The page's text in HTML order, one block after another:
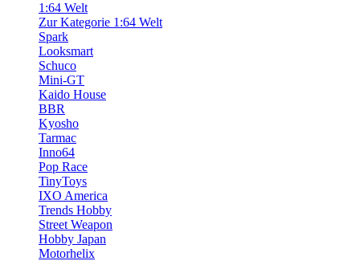
1:64 Welt
Zur Kategorie 1:64 Welt
Spark
Looksmart
Schuco
Mini-GT
Kaido House
BBR
Kyosho
Tarmac
Inno64
Pop Race
TinyToys
IXO America
Trends Hobby
Street Weapon
Hobby Japan
Motorhelix